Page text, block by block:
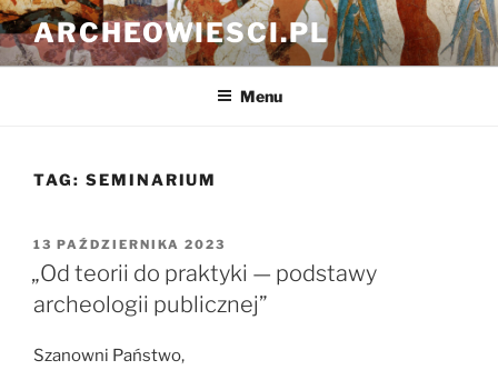
Przejdź
do
treści
ARCHEOWIESCI.PL
Menu
TAG: SEMINARIUM
OPUBLIKOWANE
W
13 PAŹDZIERNIKA 2023
„Od teorii do praktyki — podstawy
archeologii publicznej”
Szanowni Państwo,